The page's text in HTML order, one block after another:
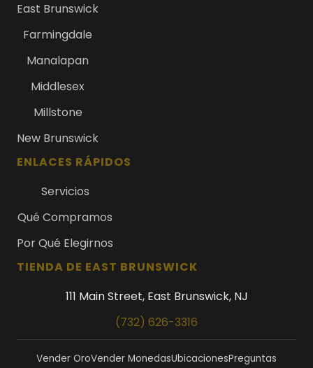
East Brunswick
Farmingdale
Manalapan
Middlesex
Millstone
New Brunswick
ENLACES RÁPIDOS
Servicios
Qué Compramos
Por Qué Elegirnos
TIENDA DE EAST BRUNSWICK
111 Main Street, East Brunswick, NJ
(732) 626-3316
Vender OroVender MonedasUbicacionesPreguntas